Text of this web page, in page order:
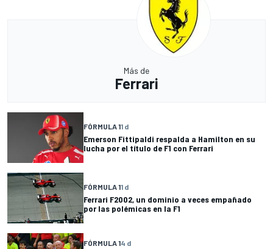
Más de
Ferrari
FÓRMULA 11 d
Emerson Fittipaldi respalda a Hamilton en su
lucha por el título de F1 con Ferrari
FÓRMULA 11 d
Ferrari F2002, un dominio a veces empañado
por las polémicas en la F1
FÓRMULA 14 d